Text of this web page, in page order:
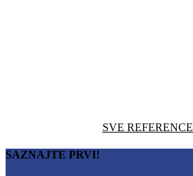
SVE REFERENCE
SAZNAJTE PRVI!